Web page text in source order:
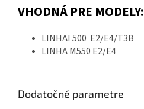
VHODNÁ PRE MODELY:
LINHAI 500 E2/E4/T3B
LINHA M550 E2/E4
Dodatočné parametre